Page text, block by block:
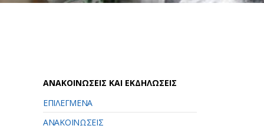
ΑΝΑΚΟΙΝΩΣΕΙΣ ΚΑΙ ΕΚΔΗΛΩΣΕΙΣ
ΕΠΙΛΕΓΜΕΝΑ
ΑΝΑΚΟΙΝΩΣΕΙΣ